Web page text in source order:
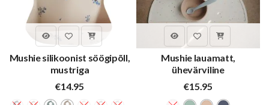
Mushie silikoonist söögipõll,
mustriga
€14.95
Mushie lauamatt,
ühevärviline
€15.95